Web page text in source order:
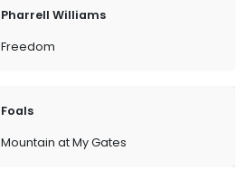
Pharrell Williams
Freedom
Foals
Mountain at My Gates